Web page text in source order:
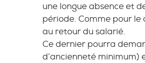
une longue absence et
période. Comme pour
au retour du salarié.
Ce dernier pourra
d’ancienneté minimum)